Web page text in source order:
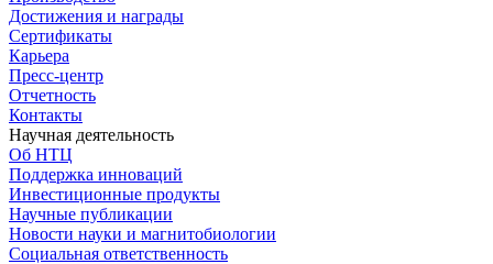
Достижения и награды
Сертификаты
Карьера
Пресс-центр
Отчетность
Контакты
Научная деятельность
Об НТЦ
Поддержка инноваций
Инвестиционные продукты
Научные публикации
Новости науки и магнитобиологии
Социальная ответственность